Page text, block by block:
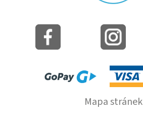
Mapa stránek